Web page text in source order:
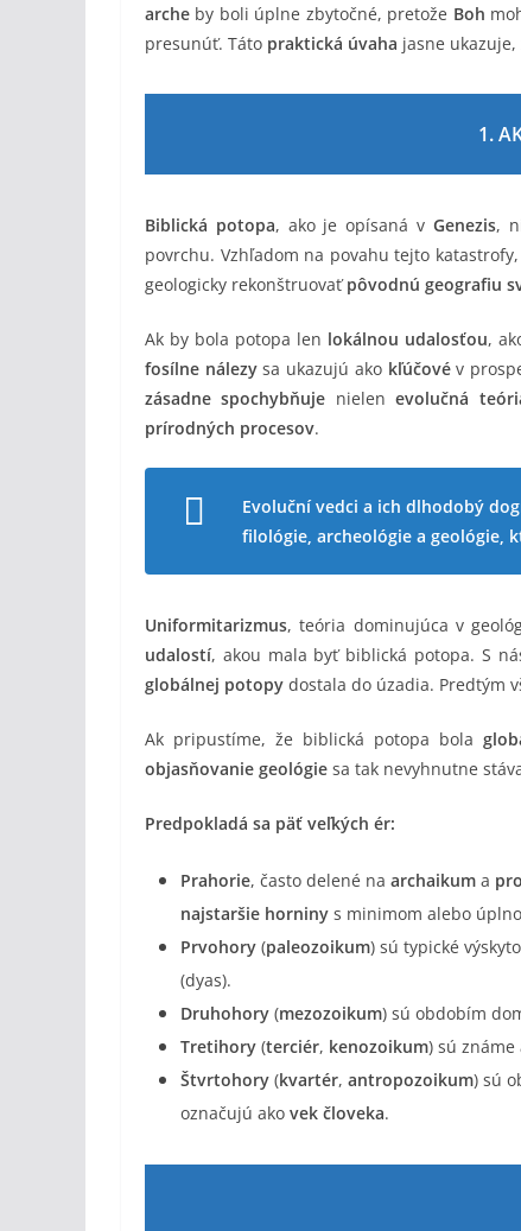
arche by boli úplne zbytočné, pretože Boh
presunúť. Táto praktická úvaha jasne ukazuje,
1.
Biblická potopa, ako je opísaná v Genezis,
povrchu. Vzhľadom na povahu tejto
geologicky rekonštruovaťpôvodnú geografiu
Ak by bola potopa len lokálnou udalosťou,
fosílne nálezysa ukazujú ako kľúčovév
zásadne spochybňuje nielenevolučná
prírodných procesov.
Evoluční vedci a ich dlhodobý
filológie, archeológie a geológie,
Uniformitarizmus, teória dominujúca v
udalostí, akou mala byť biblická potopa. S
globálnej potopy dostala do úzadia. Predtým
Ak pripustíme, že biblická potopa bola
objasňovanie geológie sa tak nevyhnutne
Predpokladá sa päť veľkých ér:
Prahorie, často delené na archaikum a
najstaršie horniny s minimom alebo
Prvohory (paleozoikum) sú typické
(dyas).
Druhohory (mezozoikum) sú obdobím
Tretihory (terciér, kenozoikum) sú známe
Štvrtohory (kvartér, antropozoikum) sú
označujú ako vek človeka.